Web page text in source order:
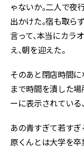
ゃないか。二人で夜
出かけた。宿も取ら
言って、本当にカラ
え、朝を迎えた。
そのあと閉店時間に
まで時間を潰した場
ーに表示されている
あの青すぎて若すぎ
原くんとは大学を卒